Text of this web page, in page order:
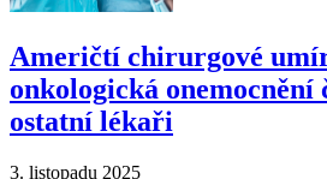
Američtí chirurgové
onkologická onemocnění
ostatní lékaři
3. listopadu 2025